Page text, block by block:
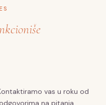
vas u roku od
na pitanja.